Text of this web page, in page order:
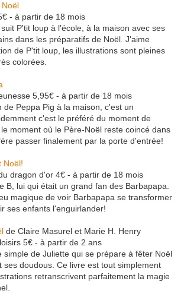
- à partir de 18 mois
P'tit loup à l'école, à la maison avec ses
dans les préparatifs de Noël. J'aime
de P'tit loup, les illustrations sont pleines
colorées.
5,95€ - à partir de 18 mois
de Peppa Pig à la maison, c'est un
c'est le préféré du moment de
moment où le Père-Noël reste coincé dans
passer finalement par la porte d'entrée!
Noël!
dragon d'or 4€ - à partir de 18 mois
B, lui qui était un grand fan des Barbapapa.
magique de voir Barbapapa se transformer
ses enfants l'enguirlander!
de Claire Masurel et Marie H. Henry
5€ - à partir de 2 ans
simple de Juliette qui se prépare à fêter Noël
ses doudous. Ce livre est tout simplement
retranscrivent parfaitement la magie